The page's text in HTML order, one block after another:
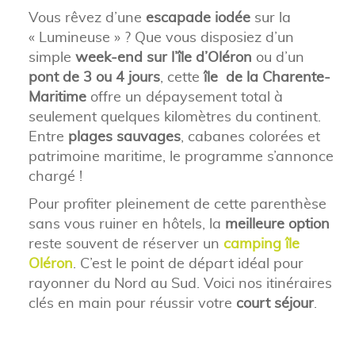
Vous rêvez d’une escapade iodéesur la
« Lumineuse » ? Que vous disposiez d’un
simple week-end sur l’île d’Oléron ou d’un
pont de 3 ou 4 jours, cetteîle de la Charente-
Maritimeoffre un dépaysement total à
seulement quelques kilomètres du continent.
Entre plages sauvages, cabanes colorées et
patrimoine maritime, le programme s’annonce
chargé !
Pour profiter pleinement de cette parenthèse
sans vous ruiner en hôtels, la meilleure option
reste souvent de réserver un camping île
Oléron. C’est le point de départ idéal pour
rayonner du Nord au Sud. Voici nos itinéraires
clés en main pour réussir votre court séjour.